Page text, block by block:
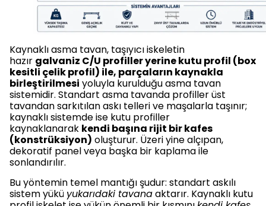
Kaynaklı asma tavan, taşıyıcı iskeletin
hazır galvaniz C/U profiller yerine kutu profil (box
kesitli çelik profil) ile, parçaların kaynakla
birleştirilmesi yoluyla kurulduğu asma tavan
sistemidir. Standart asma tavanda profiller üst
tavandan sarkıtılan askı telleri ve maşalarla taşınır;
kaynaklı sistemde ise kutu profiller
kaynaklanarak kendi başına rijit bir kafes
(konstrüksiyon) oluşturur. Üzeri yine alçıpan,
dekoratif panel veya başka bir kaplama ile
sonlandırılır.
Bu yöntemin temel mantığı şudur: standart askılı
sistem yükü yukarıdaki tavanaaktarır. Kaynaklı kutu